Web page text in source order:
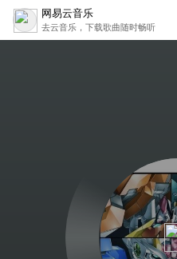
网易云音乐
去云音乐，下载歌曲随时畅听